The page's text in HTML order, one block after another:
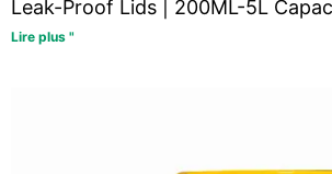
Leak-Proof Lids | 200ML-5L
Lire plus "